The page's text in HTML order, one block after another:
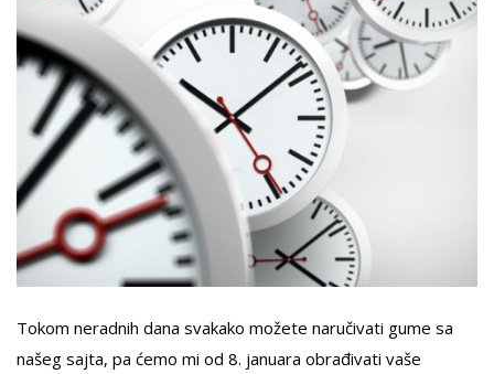
Tokom neradnih dana svakako možete naručivati gume sa
našeg sajta, pa ćemo mi od 8. januara obrađivati vaše